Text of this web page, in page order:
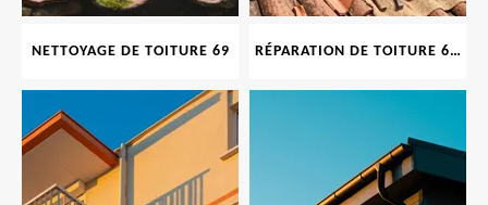
NETTOYAGE DE TOITURE 69 RÉPARATION DE TOITURE 69 RHONE, TUILES CASSÉES OU ABIMÉES